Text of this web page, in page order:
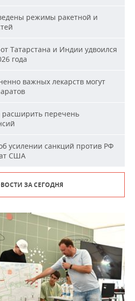
режимы ракетной и
Татарстана и Индии удвоился
года
важных лекарств могут
расширить перечень
усилении санкций против РФ
США
ЗА СЕГОДНЯ